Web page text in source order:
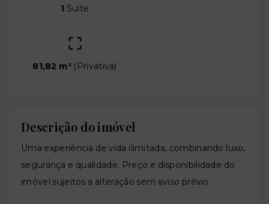
1 Suíte
81,82 m² ( Privativa)
Descrição do imóvel
Uma experiência de vida ilimitada, combinando luxo,
segurança e qualidade. Preço e disponibilidade do
imóvel sujeitos a alteração sem aviso prévio.